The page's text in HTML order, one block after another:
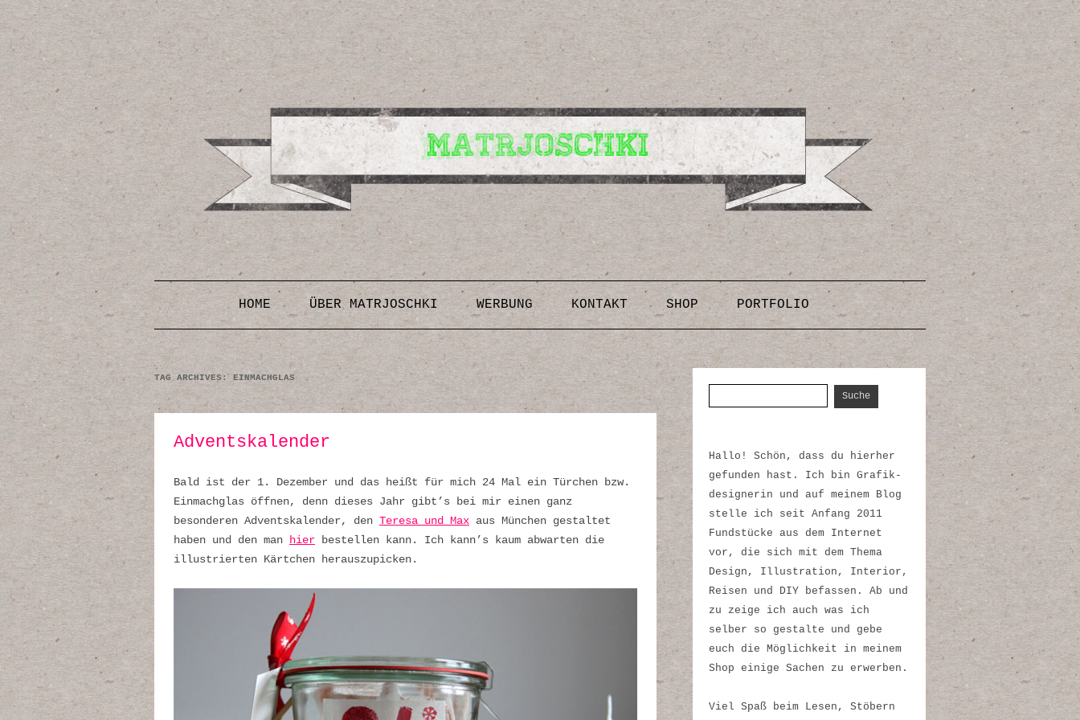
Design, Illustrationen, Kunst, Fotografien, Rezepte,
Inspirationen, DIY-Anleitungen & Vorlagen
Skip to content
HOME ÜBER MATRJOSCHKI WERBUNG KONTAKT SHOP PORTFOLIO
TAG ARCHIVES: EINMACHGLAS
Adventskalender
Bald ist der 1. Dezember und das heißt für mich 24 Mal ein Türchen bzw.
Einmachglas öffnen, denn dieses Jahr gibt’s bei mir einen ganz
besonderen Adventskalender, den Teresa und Max aus München gestaltet
haben und den man
hier bestellen kann.
Ich kann’s kaum abwarten die
illustrierten Kärtchen herauszupicken.
Hallo! Schön, dass du hierher
gefunden hast. Ich bin Grafik-
designerin und auf meinem Blog
stelle ich seit Anfang 2011
Fundstücke aus dem Internet
vor, die sich mit dem Thema
Design, Illustration, Interior,
Reisen und DIY befassen. Ab und
zu zeige ich auch was ich
selber so gestalte und gebe
euch die Möglichkeit in meinem
Shop einige Sachen zu erwerben.
Viel Spaß beim Lesen, Stöbern